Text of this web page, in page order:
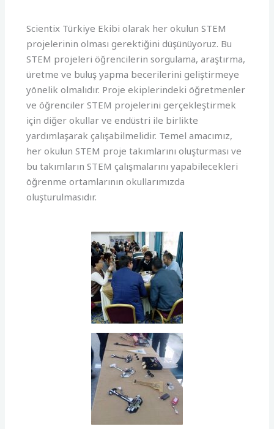
Scientix Türkiye Ekibi olarak her okulun STEM
projelerinin olması gerektiğini düşünüyoruz. Bu
STEM projeleri öğrencilerin sorgulama, araştırma,
üretme ve buluş yapma becerilerini geliştirmeye
yönelik olmalıdır. Proje ekiplerindeki öğretmenler
ve öğrenciler STEM projelerini gerçekleştirmek
için diğer okullar ve endüstri ile birlikte
yardımlaşarak çalışabilmelidir. Temel amacımız,
her okulun STEM proje takımlarını oluşturması ve
bu takımların STEM çalışmalarını yapabilecekleri
öğrenme ortamlarının okullarımızda
oluşturulmasıdır.